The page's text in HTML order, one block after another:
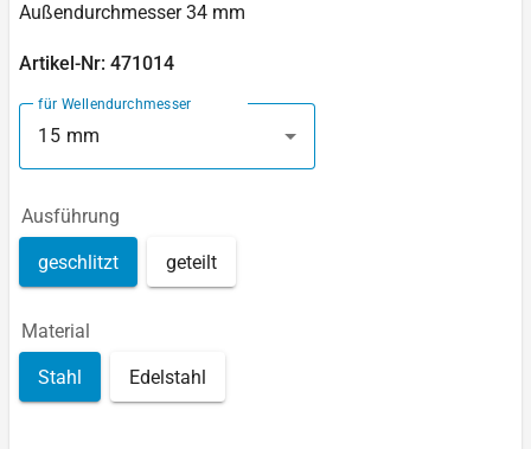
Außendurchmesser 34 mm
Artikel-Nr: 471014
für Wellendurchmesser
15 mm
Ausführung
geschlitzt geteilt
Material
Stahl Edelstahl